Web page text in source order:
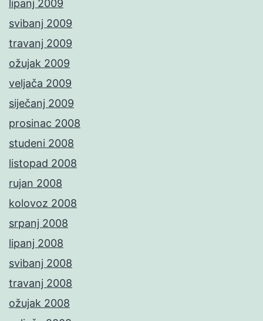
lipanj 2009
svibanj 2009
travanj 2009
ožujak 2009
veljača 2009
siječanj 2009
prosinac 2008
studeni 2008
listopad 2008
rujan 2008
kolovoz 2008
srpanj 2008
lipanj 2008
svibanj 2008
travanj 2008
ožujak 2008